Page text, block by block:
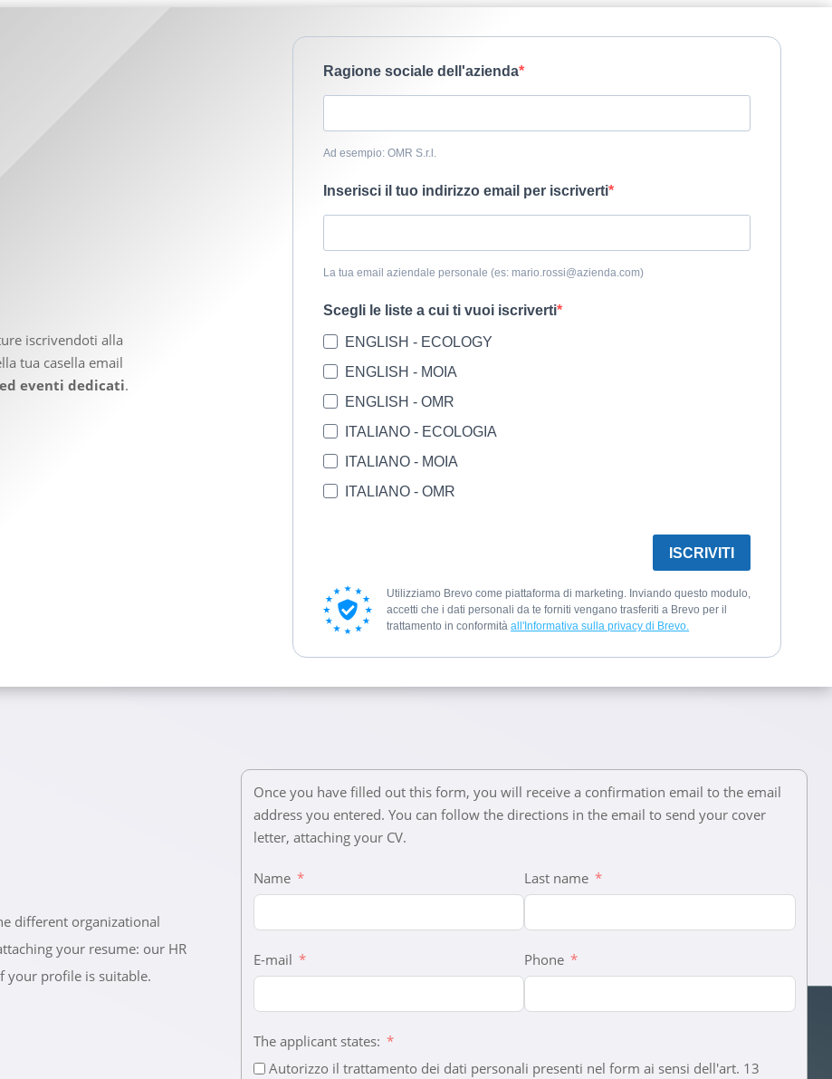
iscrivendoti alla
tua casella email
eventi dedicati.
Ragione sociale dell'azienda
Ad esempio: OMR S.r.l.
Inserisci il tuo indirizzo email per iscriverti
La tua email aziendale personale (es: mario.rossi@azienda.com)
Scegli le liste a cui ti vuoi iscriverti
ENGLISH - ECOLOGY
ENGLISH - MOIA
ENGLISH - OMR
ITALIANO - ECOLOGIA
ITALIANO - MOIA
ITALIANO - OMR
ISCRIVITI
Utilizziamo Brevo come piattaforma di marketing. Inviando questo modulo,
accetti che i dati personali da te forniti vengano trasferiti a Brevo per il
trattamento in conformitàall'Informativa sulla privacy di Brevo.
different organizational
your resume: our HR
your profile is suitable.
Once you have filled out this form, you will receive a confirmation email to the email
address you entered. You can follow the directions in the email to send your cover
letter, attaching your CV.
Name Last name
E-mail Phone
The applicant states:
Autorizzo il trattamento dei dati personali presenti nel form ai sensi dell'art. 13